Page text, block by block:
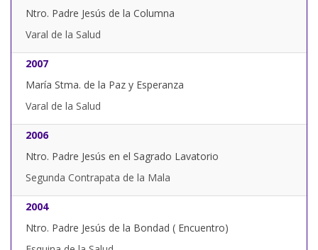
Ntro. Padre Jesús de la Columna
Varal de la Salud
2007
María Stma. de la Paz y Esperanza
Varal de la Salud
2006
Ntro. Padre Jesús en el Sagrado Lavatorio
Segunda Contrapata de la Mala
2004
Ntro. Padre Jesús de la Bondad ( Encuentro)